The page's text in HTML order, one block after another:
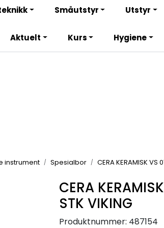
og få en rekke fordeler. Les mer!
Småutstyr Utstyr
Aktuelt Kurs Hygiene
instrument Spesialbor CERA KERAMISK VS
CERA
STK VIKING
Produktnummer: 487154